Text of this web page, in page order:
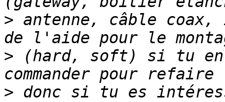
> antenne, câble
> (hard, soft) si tu en
> donc si tu es